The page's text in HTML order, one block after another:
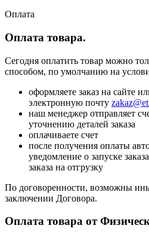
Оплата
Оплата товара.
Сегодня оплатить товар можно
способом, по умолчанию на
оформляете заказ на сайте
электронную почту
наш менеджер отправляет
уточнению деталей заказа
оплачиваете счет
после получения оплаты
уведомление о запуске
заказа на отгрузку
По договоренности, возможны
заключении Договора.
Оплата товара от